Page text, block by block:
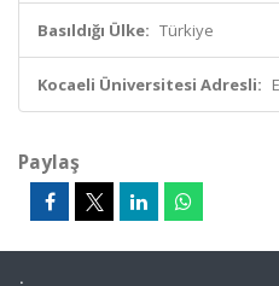
Basıldığı Ülke: Türkiye
Kocaeli Üniversitesi Adresli:
Paylaş